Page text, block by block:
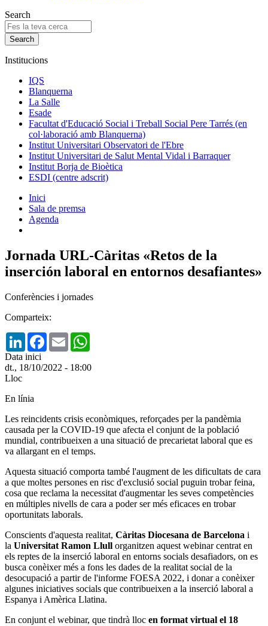
Search
Institucions
IQS
Blanquerna
La Salle
Esade
Facultat d'Educació Social i Treball Social Pere Tarrés (en
col·laboració amb Blanquerna)
Institut Universitari Observatori de l'Ebre
Institut Universitari de Salut Mental Vidal i Barraquer
Institut Borja de Bioètica
ESDI (centre adscrit)
Inici
Sala de premsa
Agenda
Jornada URL-Càritas «Retos de la
inserción laboral en entornos desafiantes»
Conferències i jornades
Comparteix:
LinkedInFacebook
Email
Data inici
dt., 18/10/2022 - 18:00
Lloc
En línia
Les reincidents crisis econòmiques, reforçades per la pandèmia
causada per la COVID-19 que afecta el conjunt de la població
mundial, contribueixen a una situació de precarietat laboral que es
va allargant en el temps.
Aquesta situació comporta també l'augment de les dificultats de cara
a que moltes persones en risc d'exclusió social puguin trobar feina,
cosa que reclama la necessitat d'augmentar les seves competències
en múltiples nivells de cara a poder ser més eficaces en trobar
oportunitats laborals.
Conscients d'aquesta realitat, Càritas Diocesana de Barcelona i
la Universitat Ramon Llull organitzen aquest webinar centrat en
els reptes de la inserció laboral en entorns socials desafiadors, on es
busca conèixer més a fons les dades de la realitat social de la
desocupació a partir de l'informe FOESA 2022, i donar a conèixer
algunes iniciatives socials que contribueixen a la inserció laboral a
Espanya i Amèrica Llatina.
En conjunt el webinar, que tindrà lloc en format virtual el 18